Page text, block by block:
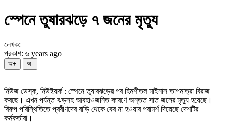
স্পেনে তুষারঝড়ে ৭ জনের মৃত্যু
লেখক:
প্রকাশ: ৬ years ago
অ+ অ-
নিউজ ডেস্ক, নিউইয়র্ক : স্পেনে তুষারঝড়ের পর হিমশীতল মাইনাস তাপমাত্রা বিরাজ
করছে। এখন পর্যন্ত ঝড়সহ আবহাওজনিত কারণে অন্তত সাত জনের মৃত্যু হয়েছে।
বিরুপ পরিস্থিতিতে প্রবীণদের বাড়ি থেকে বের না হওয়ার পরামর্শ দিয়েছে দেশটির
কর্মকর্তারা।